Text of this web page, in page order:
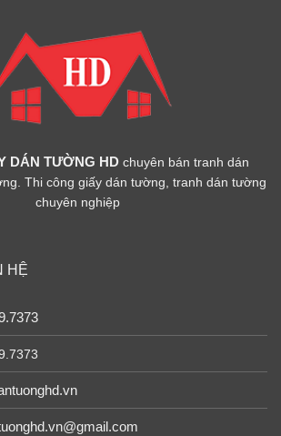
DÁN TƯỜNG HD chuyên bán tranh dán
Thi công giấy dán tường, tranh dán tường
chuyên nghiệp
HỆ